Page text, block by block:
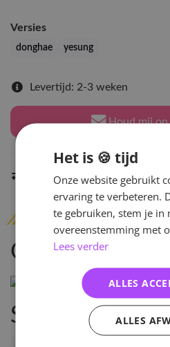
Versies
donghae yesung
Levertijd: 2-3 weken
Houd mij op
Indien op voorraadbinnen
Omschrijving
Specificaties
Het is 🍪 tijd
Onze website gebruikt
ervaring te verbeteren.
te gebruiken, stem je in
overeenstemming met
Lees verder
ALLES
ALLES